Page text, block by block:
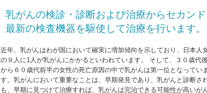
乳がんの検診・診断および治療からセカンド
最新の検査機器を駆使して治療を行います。
近年、乳がんはわが国において確実に増加傾向を示しており、日本人
の９人に1人が乳がんにかかるといわれています。 そして、３０歳代
から６０歳代前半の女性の死亡原因の中で乳がんは第一位となっていま
す。乳がんにおいて重要なことは、早期発見であり、乳がんと診断さ
も、早期に見つけて治療すれば、乳がんは完治できる可能性が高いが